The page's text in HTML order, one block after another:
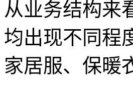
从业务结构来
均出现不同程
家居服、保暖